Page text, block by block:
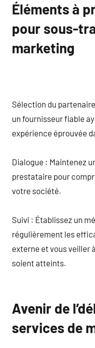
Éléments à
pour sous-
marketing
Sélection du
un fournisseur fiable
expérience éprouvée
Dialogue : Maintenez
prestataire pour
votre société.
Suivi : Établissez un
régulièrement les
externe et vous veiller
soient atteints.
Avenir de
services de